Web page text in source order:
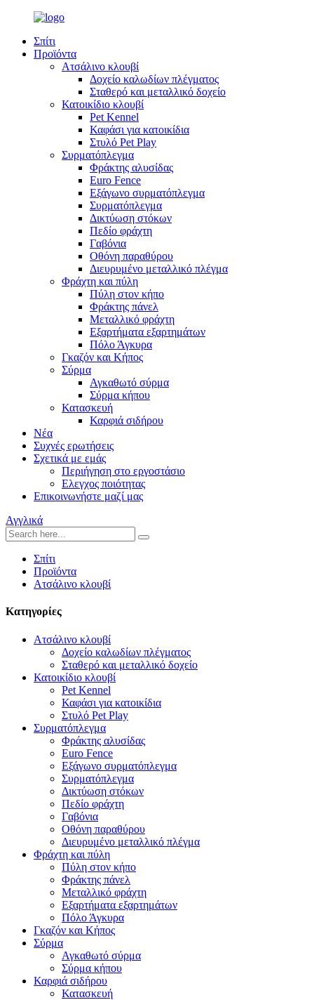
Σπίτι
Προϊόντα
Ατσάλινο κλουβί
Δοχείο καλωδίων πλέγματος
Σταθερό και μεταλλικό δοχείο
Κατοικίδιο κλουβί
Pet Kennel
Καφάσι για κατοικίδια
Στυλό Pet Play
Συρματόπλεγμα
Φράκτης αλυσίδας
Euro Fence
Εξάγωνο συρματόπλεγμα
Συρματόπλεγμα
Δικτύωση στόκων
Πεδίο φράχτη
Γαβόνια
Οθόνη παραθύρου
Διευρυμένο μεταλλικό πλέγμα
Φράχτη και πύλη
Πύλη στον κήπο
Φράκτης πάνελ
Μεταλλικό φράχτη
Εξαρτήματα εξαρτημάτων
Πόλο Άγκυρα
Γκαζόν και Κήπος
Σύρμα
Αγκαθωτό σύρμα
Σύρμα κήπου
Κατασκευή
Καρφιά σιδήρου
Νέα
Συχνές ερωτήσεις
Σχετικά με εμάς
Περιήγηση στο εργοστάσιο
Ελεγχος ποιότητας
Επικοινωνήστε μαζί μας
Αγγλικά
Σπίτι
Προϊόντα
Ατσάλινο κλουβί
Κατηγορίες
Ατσάλινο κλουβί
Δοχείο καλωδίων πλέγματος
Σταθερό και μεταλλικό δοχείο
Κατοικίδιο κλουβί
Pet Kennel
Καφάσι για κατοικίδια
Στυλό Pet Play
Συρματόπλεγμα
Φράκτης αλυσίδας
Euro Fence
Εξάγωνο συρματόπλεγμα
Συρματόπλεγμα
Δικτύωση στόκων
Πεδίο φράχτη
Γαβόνια
Οθόνη παραθύρου
Διευρυμένο μεταλλικό πλέγμα
Φράχτη και πύλη
Πύλη στον κήπο
Φράκτης πάνελ
Μεταλλικό φράχτη
Εξαρτήματα εξαρτημάτων
Πόλο Άγκυρα
Γκαζόν και Κήπος
Σύρμα
Αγκαθωτό σύρμα
Σύρμα κήπου
Καρφιά σιδήρου
Κατασκευή